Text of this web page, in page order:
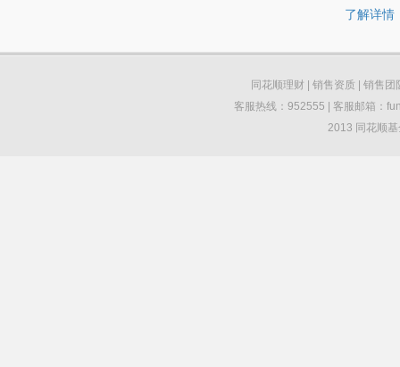
了解详情
同花顺理财 销售资质
销售团
客服热线：952555 | 客服邮箱：
2013 同花顺